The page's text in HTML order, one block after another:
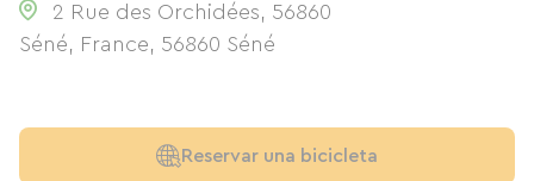
2 Rue des Orchidées, 56860
Séné, France, 56860 Séné
Reservar una bicicleta